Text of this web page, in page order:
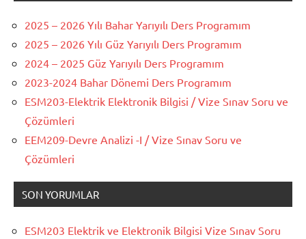
2025 – 2026 Yılı Bahar Yarıyılı Ders Programım
2025 – 2026 Yılı Güz Yarıyılı Ders Programım
2024 – 2025 Güz Yarıyılı Ders Programım
2023-2024 Bahar Dönemi Ders Programım
ESM203-Elektrik Elektronik Bilgisi / Vize Sınav Soru ve
Çözümleri
EEM209-Devre Analizi -I / Vize Sınav Soru ve
Çözümleri
SON YORUMLAR
ESM203 Elektrik ve Elektronik Bilgisi Vize Sınav Soru